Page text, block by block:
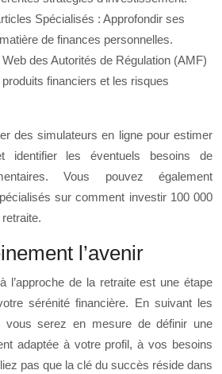
Spécialisés : Approfondir ses
de finances personnelles.
des Autorités de Régulation (AMF)
produits financiers et les risques
des simulateurs en ligne pour estimer
identifier les éventuels besoins de
Vous pouvez également
sur comment investir 100 000
l’avenir
l’approche de la retraite est une étape
sérénité financière. En suivant les
vous serez en mesure de définir une
adaptée à votre profil, à vos besoins
pas que la clé du succès réside dans